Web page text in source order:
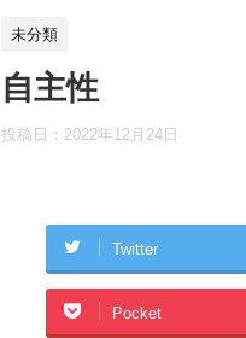
未分類
自主性
投稿日： 2022年12月24日
Twitter
Pocket